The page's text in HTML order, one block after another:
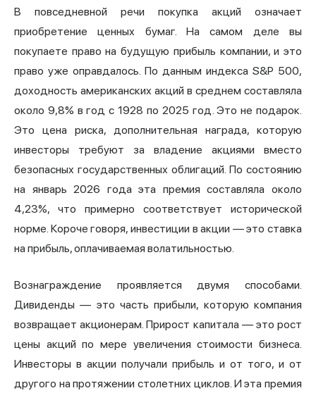
В повседневной речи покупка акций означает
приобретение ценных бумаг. На самом деле вы
покупаете право на будущую прибыль компании, и это
право уже оправдалось. По данным индекса S&P 500,
доходность американских акций в среднем составляла
около 9,8% в год с 1928 по 2025 год. Это не подарок.
Это цена риска, дополнительная награда, которую
инвесторы требуют за владение акциями вместо
безопасных государственных облигаций. По состоянию
на январь 2026 года эта премия составляла около
4,23%, что примерно соответствует исторической
норме. Короче говоря, инвестиции в акции — это ставка
на прибыль, оплачиваемая волатильностью.
Вознаграждение проявляется двумя способами.
Дивиденды — это часть прибыли, которую компания
возвращает акционерам. Прирост капитала — это рост
цены акций по мере увеличения стоимости бизнеса.
Инвесторы в акции получали прибыль и от того, и от
другого на протяжении столетних циклов. И эта премия